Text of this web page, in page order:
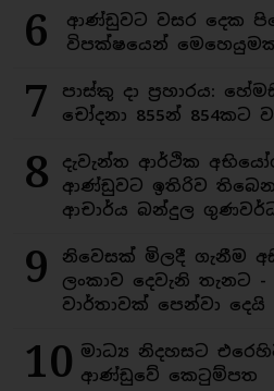
6
ආණ්ඩුවට වසර දෙක
විපක්ෂයෙන්
7
පාස්කු දා ප්‍රහාරය:
චෝදනා 855න් 854කට
8
දැවැන්ත ආර්ථික
ආණ්ඩුවට ඉතිරිව
ආචාර්ය බන්දුල
9
නිවෙසක් මිලදී ගැනීම
ලංකාව දෙවැනි තැනට -
වාර්තාවක් පෙන්වා දෙයි
10 මාධ්‍ය නිදහසට
ආණ්ඩුවේ කෙටුම්පත